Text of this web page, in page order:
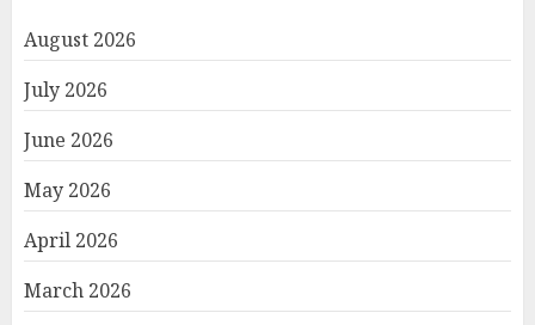
August 2026
July 2026
June 2026
May 2026
April 2026
March 2026